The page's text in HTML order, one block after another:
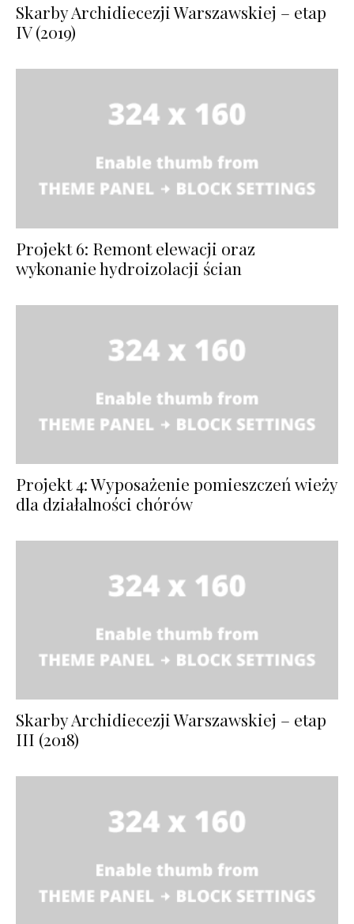
Skarby Archidiecezji Warszawskiej – etap
IV (2019)
Projekt 6: Remont elewacji oraz
wykonanie hydroizolacji ścian
Projekt 4: Wyposażenie pomieszczeń wieży
dla działalności chórów
Skarby Archidiecezji Warszawskiej – etap
III (2018)